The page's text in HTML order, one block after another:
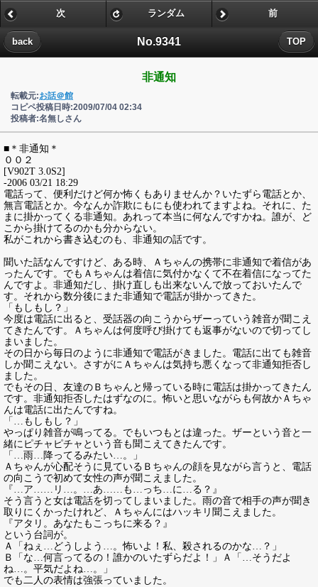
No.9341
back TOP
次 ランダム 前
非通知
転載元:お話＠館
コピペ投稿日時:2009/07/04 02:34
投稿者:名無しさん
■＊非通知＊
００２
[V902T 3.0S2]
-2006 03/21 18:29
電話って、便利だけど何か怖くもありませんか？いたずら電話とか、
無言電話とか。今なんか詐欺にもにも使われてますよね。それに、た
まに掛かってくる非通知。あれって本当に何なんですかね。誰が、ど
こから掛けてるのかも分からない。
私がこれから書き込むのも、非通知の話です。
聞いた話なんですけど、ある時、Ａちゃんの携帯に非通知で着信があ
ったんです。でもＡちゃんは着信に気付かなくて不在着信になってた
んですよ。非通知だし、掛け直しも出来ないんで放っておいたんで
す。それから数分後にまた非通知で電話が掛かってきた。
「もしもし？」
今度は電話に出ると、受話器の向こうからザーっていう雑音が聞こえ
てきたんです。Ａちゃんは何度呼び掛けても返事がないので切ってし
まいました。
その日から毎日のように非通知で電話がきました。電話に出ても雑音
しか聞こえない。さすがにＡちゃんは気持ち悪くなって非通知拒否し
ました。
でもその日、友達のＢちゃんと帰っている時に電話は掛かってきたん
です。非通知拒否したはずなのに。怖いと思いながらも何故かＡちゃ
んは電話に出たんですね。
「…もしもし？」
やっぱり雑音が鳴ってる。でもいつもとは違った。ザーという音と一
緒にピチャピチャという音も聞こえてきたんです。
「…雨…降ってるみたい…。」
Ａちゃんが心配そうに見ているＢちゃんの顔を見ながら言うと、電話
の向こうで初めて女性の声が聞こえました。
『…ア……リ…。…あ……も…っち…に…る？』
そう言うと女は電話を切ってしまいました。雨の音で相手の声が聞き
取りにくかったけれど、Ａちゃんにはハッキリ聞こえました。
『アタリ。あなたもこっちに来る？』
という台詞が。
Ａ「ねぇ…どうしよう…。怖いよ！私、殺されるのかな…？」
Ｂ「な…何言ってるの！誰かのいたずらだよ！」Ａ「…そうだよ
ね…。平気だよね…。」
でも二人の表情は強張っていました。